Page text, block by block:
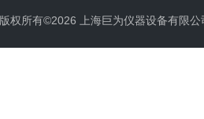
版权所有©2026 上海巨为仪器设备有限